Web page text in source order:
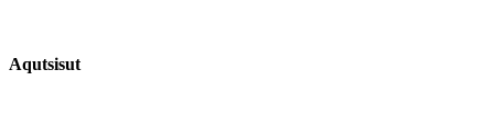
Aqutsisut